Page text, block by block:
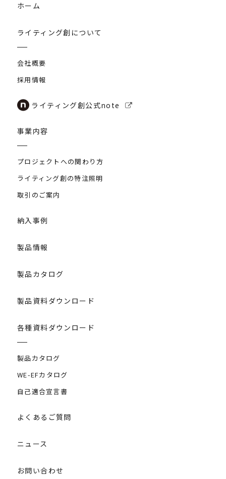
ホーム
ライティング創について
会社概要
採用情報
ライティング創公式note
事業内容
プロジェクトへの関わり方
ライティング創の特注照明
取引のご案内
納入事例
製品情報
製品カタログ
製品資料ダウンロード
各種資料ダウンロード
製品カタログ
WE-EFカタログ
自己適合宣言書
よくあるご質問
ニュース
お問い合わせ